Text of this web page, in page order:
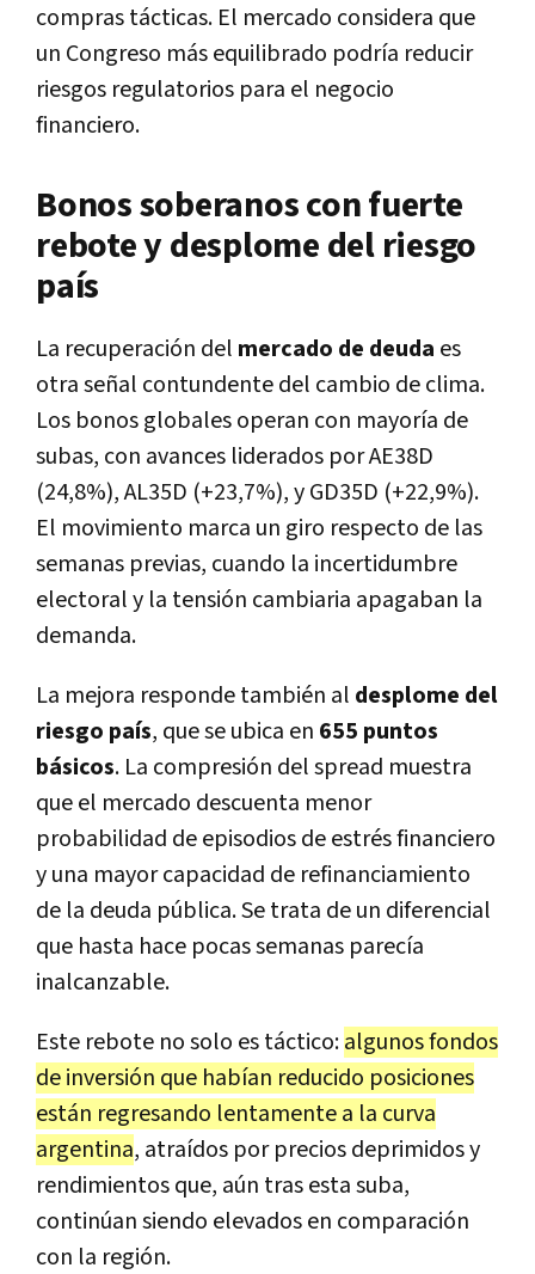
compras tácticas. El mercado considera que
un Congreso más equilibrado podría reducir
riesgos regulatorios para el negocio
financiero.
Bonos soberanos con fuerte
rebote y desplome del riesgo
país
La recuperación del mercado de deuda es
otra señal contundente del cambio de clima.
Los bonos globales operan con mayoría de
subas, con avances liderados por AE38D
(24,8%), AL35D (+23,7%), y GD35D (+22,9%).
El movimiento marca un giro respecto de las
semanas previas, cuando la incertidumbre
electoral y la tensión cambiaria apagaban la
demanda.
La mejora responde también al desplome del
riesgo país, que se ubica en 655 puntos
básicos. La compresión del spread muestra
que el mercado descuenta menor
probabilidad de episodios de estrés financiero
y una mayor capacidad de refinanciamiento
de la deuda pública. Se trata de un diferencial
que hasta hace pocas semanas parecía
inalcanzable.
Este rebote no solo es táctico:algunos fondos
de inversión que habían reducido posiciones
están regresando lentamente a la curva
argentina, atraídos por precios deprimidos y
rendimientos que, aún tras esta suba,
continúan siendo elevados en comparación
con la región.